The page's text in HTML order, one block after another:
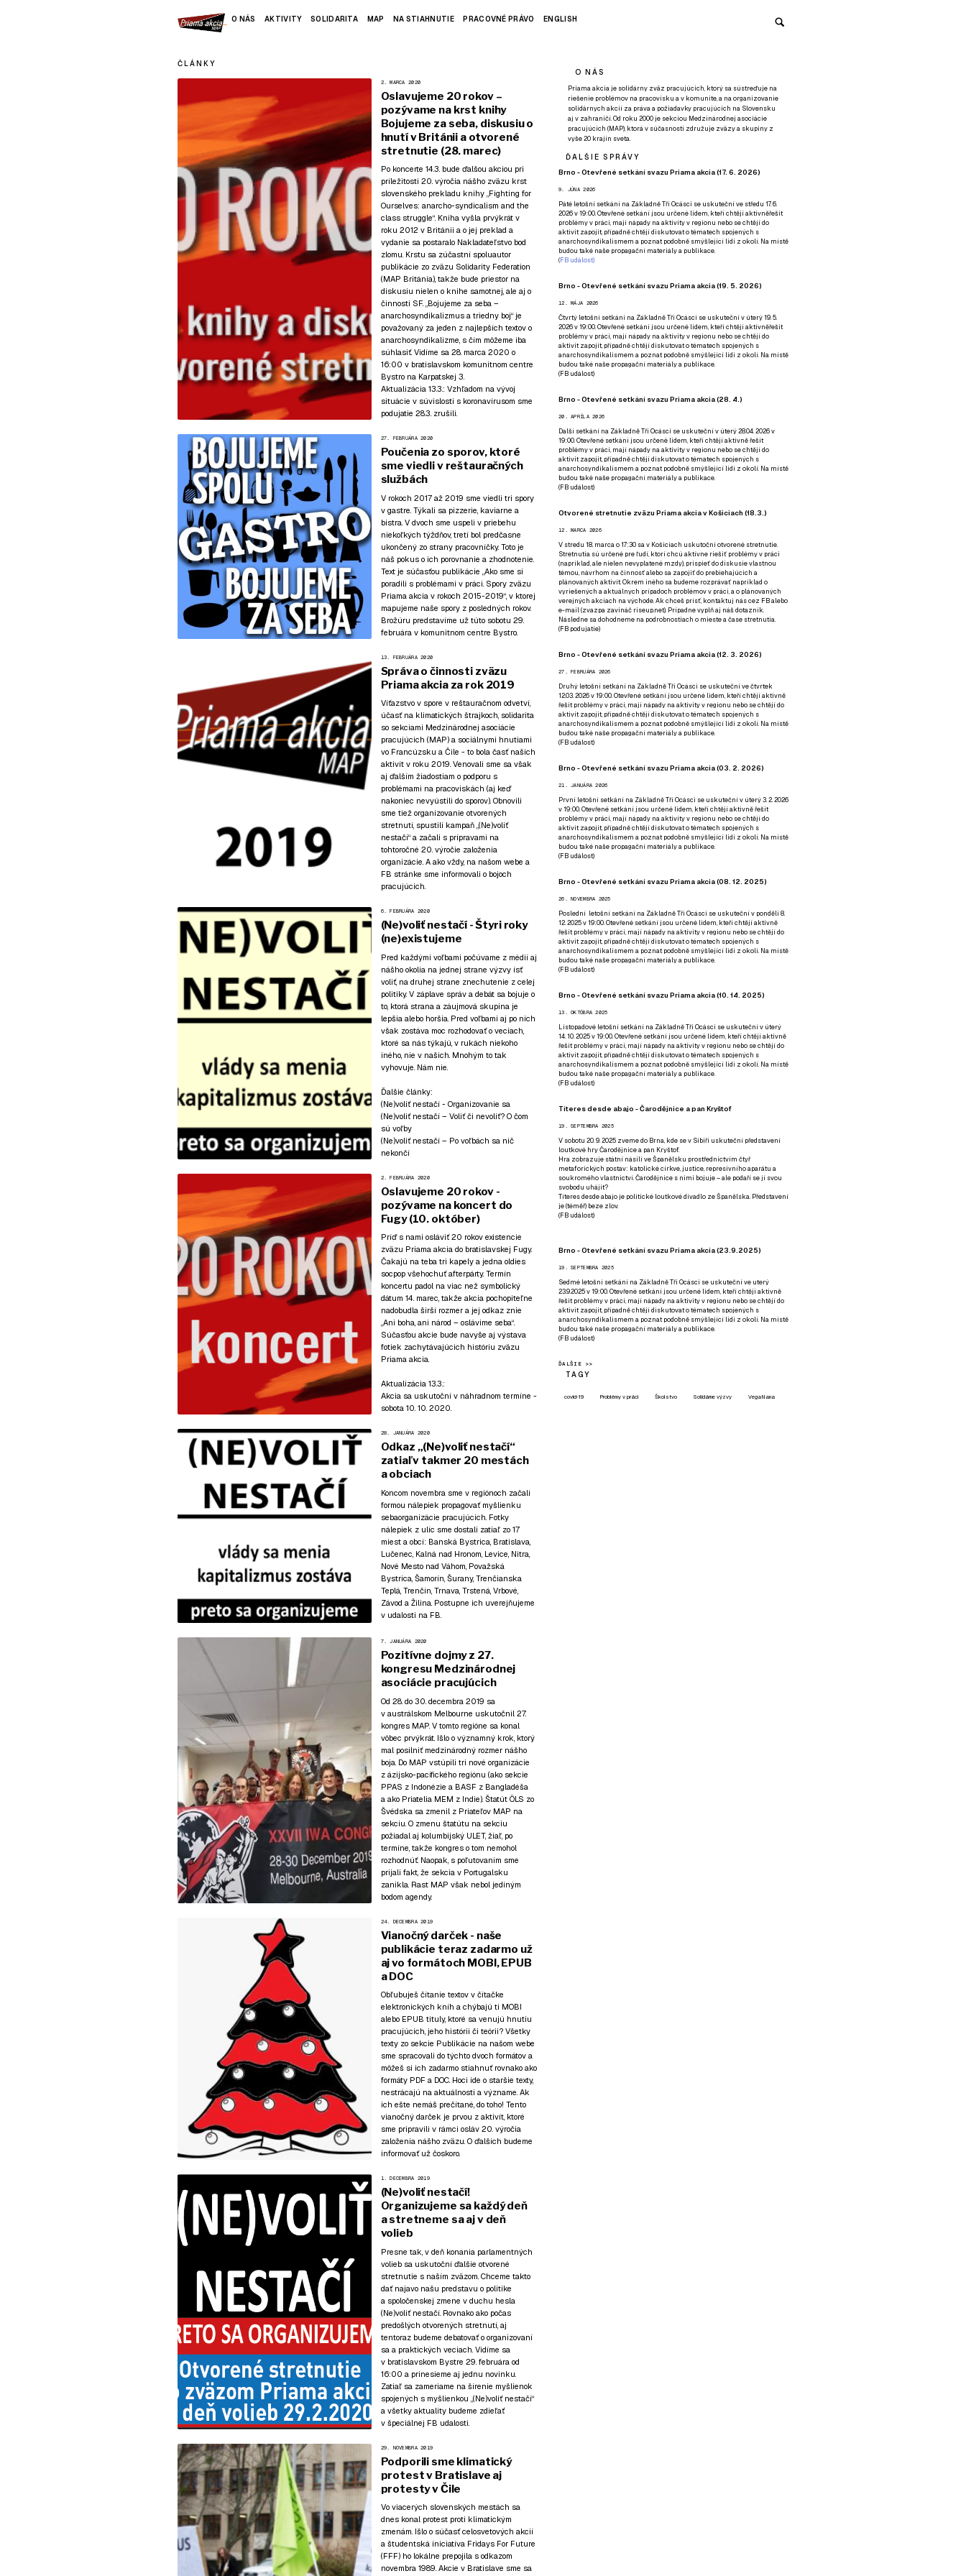
O NÁS AKTIVITY SOLIDARITA MAP NA STIAHNUTIE PRACOVNÉ PRÁVO ENGLISH
ČLÁNKY
2. MARCA 2020
Oslavujeme 20 rokov –
pozývame na krst knihy
Bojujeme za seba, diskusiu o
hnutí v Británii a otvorené
stretnutie (28. marec)
Po koncerte 14.3.bude ďalšou akciou pri
príležitosti 20. výročia nášho zväzu krst
slovenského prekladu knihy „Fighting for
Ourselves: anarcho-syndicalism and the
class struggle“. Kniha vyšla prvýkrát v
roku 2012 v Británii a o jej preklad a
vydanie sa postaralo Nakladateľstvo bod
zlomu. Krstu sa zúčastní spoluautor
publikácie zo zväzu Solidarity Federation
(MAP Británia), takže bude priestor na
diskusiu nielen o knihe samotnej, ale aj o
činnosti SF. „Bojujeme za seba –
anarchosyndikalizmus a triedny boj“ je
považovaný za jeden z najlepších textov o
anarchosyndikalizme, s čím môžeme iba
súhlasiť. Vidíme sa 28. marca 2020 o
16:00 v bratislavskom komunitnom centre
Bystrona Karpatskej 3.
Aktualizácia 13.3.: Vzhľadom na vývoj
situácie v súvislosti s koronavírusom sme
podujatie 28.3. zrušili.
27. FEBRUÁRA 2020
Poučenia zo sporov, ktoré
sme viedli v reštauračných
službách
V rokoch 2017 až 2019 sme viedli tri spory
v gastre. Týkali sa pizzerie, kaviarne a
bistra. V dvoch sme uspeli v priebehu
niekoľkých týždňov, tretí bol predčasne
ukončený zo strany pracovníčky. Toto je
náš pokus o ich porovnanie a zhodnotenie.
Text je súčasťou publikácie „Ako sme si
poradili s problémami v práci. Spory zväzu
Priama akcia v rokoch 2015-2019“, v ktorej
mapujeme naše spory z posledných rokov.
Brožúru predstavíme už túto sobotu 29.
februára v komunitnom centre Bystro.
13. FEBRUÁRA 2020
Správa o činnosti zväzu
Priama akcia za rok 2019
Víťazstvo v spore v reštauračnom odvetví,
účasť na klimatických štrajkoch, solidarita
so sekciami Medzinárodnej asociácie
pracujúcich (MAP) a sociálnymi hnutiami
vo Francúzsku a Čile - to bola časť našich
aktivít v roku 2019. Venovali sme sa však
aj ďalším žiadostiam o podporu s
problémami na pracoviskách (aj keď
nakoniec nevyústili do sporov). Obnovili
sme tiež organizovanie otvorených
stretnutí, spustili kampaň „(Ne)voliť
nestačí“ a začali s prípravami na
tohtoročné 20. výročie založenia
organizácie. A ako vždy, na našom webe a
FB stránke sme informovali o bojoch
pracujúcich.
6. FEBRUÁRA 2020
(Ne)voliť nestačí - Štyri roky
(ne)existujeme
Pred každými voľbami počúvame z médií aj
nášho okolia na jednej strane výzvy ísť
voliť, na druhej strane znechutenie z celej
politiky. V záplave správ a debát sa bojuje o
to, ktorá strana a záujmová skupina je
lepšia alebo horšia. Pred voľbami aj po nich
však zostáva moc rozhodovať o veciach,
ktoré sa nás týkajú, v rukách niekoho
iného, nie v našich. Mnohým to tak
vyhovuje. Nám nie.
Ďalšie články:
(Ne)voliť nestačí - Organizovanie sa
(Ne)voliť nestačí – Voliť či nevoliť? O čom
sú voľby
(Ne)voliť nestačí – Po voľbách sa nič
nekončí
2. FEBRUÁRA 2020
Oslavujeme 20 rokov -
pozývame na koncert do
Fugy (10. október)
Príď s nami osláviť 20 rokov existencie
zväzu Priama akcia do bratislavskej Fugy.
Čakajú na teba tri kapely a jedna oldies
socpop všehochuť afterpárty. Termín
koncertu padol na viac než symbolický
dátum 14. marec, takže akcia pochopiteľne
nadobudla širší rozmer a jej odkaz znie
„Ani boha, ani národ – oslávime seba“.
Súčasťou akcie bude navyše aj výstava
fotiek zachytávajúcich históriu zväzu
Priama akcia.
Aktualizácia 13.3.:
Akcia sa uskutoční v náhradnom termíne -
sobota 10. 10. 2020.
28. JANUÁRA 2020
Odkaz „(Ne)voliť nestačí“
zatiaľ v takmer 20 mestách
a obciach
Koncom novembra sme v regiónoch začali
formou nálepiek propagovať myšlienku
sebaorganizácie pracujúcich. Fotky
nálepiek z ulíc sme dostali zatiaľ zo 17
miest a obcí: Banská Bystrica, Bratislava,
Lučenec, Kalná nad Hronom, Levice, Nitra,
Nové Mesto nad Váhom, Považská
Bystrica, Šamorín, Šurany, Trenčianska
Teplá, Trenčín, Trnava, Trstená, Vrbové,
Závod a Žilina. Postupne ich uverejňujeme
v udalosti na FB
7. JANUÁRA 2020
Pozitívne dojmy z 27.
kongresu Medzinárodnej
asociácie pracujúcich
Od 28. do 30. decembra 2019 sa
v austrálskom Melbourne uskutočnil 27.
kongres MAP. V tomto regióne sa konal
vôbec prvýkrát. Išlo o významný krok, ktorý
mal posilniť medzinárodný rozmer nášho
boja. Do MAP vstúpili tri nové organizácie
z ázijsko-pacifického regiónu (ako sekcie
PPAS z Indonézie a BASF z Bangladéša
a ako Priatelia MEM z Indie). Štatút ÖLS zo
Švédska sa zmenil z Priateľov MAP na
sekciu. O zmenu štatútu na sekciu
požiadal aj kolumbijský ULET, žiaľ, po
termíne, takže kongres o tom nemohol
rozhodnúť. Naopak, s poľutovaním sme
prijali fakt, že sekcia v Portugalsku
zanikla. Rast MAP však nebol jediným
bodom agendy.
24. DECEMBRA 2019
Vianočný darček - naše
publikácie teraz zadarmo už
aj vo formátoch MOBI, EPUB
a DOC
Obľubuješ čítanie textov v čítačke
elektronických kníh a chýbajú ti MOBI
alebo EPUB tituly, ktoré sa venujú hnutiu
pracujúcich, jeho histórii či teórii? Všetky
texty zo sekcie Publikácie na našom webe
sme spracovali do týchto dvoch formátov a
môžeš si ich zadarmo stiahnuť rovnako ako
formáty PDF a DOC. Hoci ide o staršie texty,
nestrácajú na aktuálnosti a význame. Ak
ich ešte nemáš prečítané, do toho! Tento
vianočný darček je prvou z aktivít, ktoré
sme pripravili v rámci osláv 20. výročia
založenia nášho zväzu. O ďalších budeme
informovať už čoskoro.
1. DECEMBRA 2019
(Ne)voliť nestačí!
Organizujeme sa každý deň
a stretneme sa aj v deň
volieb
Presne tak, v deň konania parlamentných
volieb sa uskutoční ďalšie otvorené
stretnutie s naším zväzom. Chceme takto
dať najavo našu predstavu o politike
a spoločenskej zmene v duchu hesla
(Ne)voliť nestačí. Rovnako ako počas
predošlých otvorených stretnutí, aj
tentoraz budeme debatovať o organizovaní
sa a praktických veciach. Vidíme sa
v bratislavskom Bystre 29. februára od
16:00 a prinesieme aj jednu novinku.
Zatiaľ sa zameriame na šírenie myšlienok
spojených s myšlienkou „(Ne)voliť nestačí“
a všetky aktuality budeme zdieľať
v špeciálnej FB udalosti.
29. NOVEMBRA 2019
Podporili sme klimatický
protest v Bratislave aj
protesty v Čile
Vo viacerých slovenských mestách sa
dnes konal protest proti klimatickým
zmenám. Išlo o súčasť celosvetových akcií
a študentská iniciatíva Fridays For Future
(FFF) ho lokálne prepojila s odkazom
novembra 1989. Akcie v Bratislave sme sa
O NÁS
Priama akcia je solidárny zväz pracujúcich, ktorý sa sústreďuje na
riešenie problémov na pracovisku a v komunite, a na organizovanie
solidárnych akcií za práva a požiadavky pracujúcich na Slovensku
aj v zahraničí. Od roku 2000 je sekciou Medzinárodnej asociácie
pracujúcich (MAP), ktorá v súčasnosti združuje zväzy a skupiny z
vyše 20 krajín sveta.
ĎALŠIE SPRÁVY
Brno - Otevřené setkání svazu Priama akcia (17. 6. 2026)
9. JÚNA 2026
Páté letošní setkání na Základně Tři Ocásci se uskuteční ve středu 17. 6.
2026 v 19:00. Otevřené setkání jsou určené lidem, kteří chtějí aktivněřešit
problémy v práci, mají nápady na aktivity v regionu nebo se chtějí do
aktivit zapojit, případně chtějí diskutovat o tématech spojených s
anarchosyndikalismem a poznat podobně smýšlející lidi z okolí. Na místě
budou také naše propagační materiály a publikace.
(FB událost)
Brno - Otevřené setkání svazu Priama akcia (19. 5. 2026)
12. MÁJA 2026
Čtvrtý letošní setkání na Základně Tři Ocásci se uskuteční v úterý 19. 5.
2026 v 19:00. Otevřené setkání jsou určené lidem, kteří chtějí aktivněřešit
problémy v práci, mají nápady na aktivity v regionu nebo se chtějí do
aktivit zapojit, případně chtějí diskutovat o tématech spojených s
anarchosyndikalismem a poznat podobně smýšlející lidi z okolí. Na místě
budou také naše propagační materiály a publikace.
(FB událost)
Brno - Otevřené setkání svazu Priama akcia (28. 4.)
20. APRÍLA 2026
Další setkání na Základně Tři Ocásci se uskuteční v úterý 28.04. 2026 v
19:00. Otevřené setkání jsou určené lidem, kteří chtějí aktivně řešit
problémy v práci, mají nápady na aktivity v regionu nebo se chtějí do
aktivit zapojit, případně chtějí diskutovat o tématech spojených s
anarchosyndikalismem a poznat podobně smýšlející lidi z okolí. Na místě
budou také naše propagační materiály a publikace.
(FB událost)
Otvorené stretnutie zväzu Priama akcia v Košiciach (18.3.)
12. MARCA 2026
V stredu 18. marca o 17:30 sa v Košiciach uskutoční otvorené stretnutie.
Stretnutia sú určené pre ľudí, ktorí chcú aktívne riešiť problémy v práci
(napríklad, ale nielen nevyplatené mzdy), prispieť do diskusie vlastnou
témou, návrhom na činnosť alebo sa zapojiť do prebiehajúcich a
plánovaných aktivít. Okrem iného sa budeme rozprávať napríklad o
vyriešených a aktuálnych prípadoch problémov v práci, a o plánovaných
verejných akciach na východe. Ak chceš prísť, kontaktuj nás cez FBalebo
e-mail (zvazpa zavináč riseup.net). Prípadnevyplň aj náš dotazník.
Následne sa dohodneme na podrobnostiach o mieste a čase stretnutia.
(FB podujatie)
Brno - Otevřené setkání svazu Priama akcia (12. 3. 2026)
27. FEBRUÁRA 2026
Druhý letošní setkání na Základně Tři Ocásci se uskuteční ve čtvrtek
12.03. 2026 v 19:00. Otevřené setkání jsou určené lidem, kteří chtějí aktivně
řešit problémy v práci, mají nápady na aktivity v regionu nebo se chtějí do
aktivit zapojit, případně chtějí diskutovat o tématech spojených s
anarchosyndikalismem a poznat podobně smýšlející lidi z okolí. Na místě
budou také naše propagační materiály a publikace.
(FB událost)
Brno - Otevřené setkání svazu Priama akcia (03. 2. 2026)
21. JANUÁRA 2026
První letošní setkání na Základně Tři Ocásci se uskuteční v úterý 3. 2. 2026
v 19:00. Otevřené setkání jsou určené lidem, kteří chtějí aktivně řešit
problémy v práci, mají nápady na aktivity v regionu nebo se chtějí do
aktivit zapojit, případně chtějí diskutovat o tématech spojených s
anarchosyndikalismem a poznat podobně smýšlející lidi z okolí. Na místě
budou také naše propagační materiály a publikace.
(FB událost)
Brno - Otevřené setkání svazu Priama akcia (08. 12. 2025)
26. NOVEMBRA 2025
Poslední letošní setkání na Základně Tři Ocásci se uskuteční v ponděli 8.
12. 2025 v 19:00. Otevřené setkání jsou určené lidem, kteří chtějí aktivně
řešit problémy v práci, mají nápady na aktivity v regionu nebo se chtějí do
aktivit zapojit, případně chtějí diskutovat o tématech spojených s
anarchosyndikalismem a poznat podobně smýšlející lidi z okolí. Na místě
budou také naše propagační materiály a publikace.
(FB událost)
Brno - Otevřené setkání svazu Priama akcia (10. 14. 2025)
13. OKTÓBRA 2025
Listopadové letošní setkání na Základně Tři Ocásci se uskuteční v úterý
14. 10. 2025 v 19:00. Otevřené setkání jsou určené lidem, kteří chtějí aktivně
řešit problémy v práci, mají nápady na aktivity v regionu nebo se chtějí do
aktivit zapojit, případně chtějí diskutovat o tématech spojených s
anarchosyndikalismem a poznat podobně smýšlející lidi z okolí. Na místě
budou také naše propagační materiály a publikace.
(FB událost)
Títeres desde abajo - Čarodějnice a pan Kryštof
19. SEPTEMBRA 2025
V sobotu 20. 9. 2025 zveme do Brna, kde se v Sibiři uskuteční představení
loutkové hry Čarodějnice a pan Kryštof.
Hra zobrazuje státní násilí ve Španělsku prostřednictvím čtyř
metaforických postav: katolické církve, justice, represivního aparátu a
soukromého vlastnictví. Čarodějnice s nimi bojuje – ale podaří se jí svou
svobodu uhájit?
Títeres desde abajo je politické loutkové divadlo ze Španělska. Představení
je (téměř) beze zlov.
(FB událost)
Brno - Otevřené setkání svazu Priama akcia (23.9.2025)
19. SEPTEMBRA 2025
Sedmé letošní setkání na Základně Tři Ocásci se uskuteční ve uterý
23.9.2025 v 19:00. Otevřené setkání jsou určené lidem, kteří chtějí aktivně
řešit problémy v práci, mají nápady na aktivity v regionu nebo se chtějí do
aktivit zapojit, případně chtějí diskutovat o tématech spojených s
anarchosyndikalismem a poznat podobně smýšlející lidi z okolí. Na místě
budou také naše propagační materiály a publikace.
(FB událost)
ĎALŠIE >>
TAGY
covid-19 Problémy v práci Školstvo Solidárne výzvy VegaNana